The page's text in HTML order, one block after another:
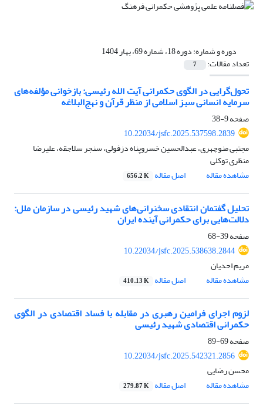
دوره و شماره:دوره 18، شماره 69، بهار 1404
تعداد مقالات: 7
تحول‌گرایی در الگوی حکمرانی آیت الله رئیسی: بازخوانی مؤلفه‌های
سرمایه انسانی سبز اسلامی از منظر قرآن و نهج‌البلاغه
صفحه9-38
10.22034/jsfc.2025.537598.2839
مجتبی منوچهری، عبدالحسین خسروپناه دزفولی، سنجر سلاجقه، علیرضا
منظری توکلی
مشاهده مقاله
اصل مقاله 656.2 K
تحلیل گفتمان انتقادی سخنرانی‌های شهید رئیسی در سازمان ملل:
دلالت‌هایی برای حکمرانی آینده ایران
صفحه39-68
10.22034/jsfc.2025.538638.2844
مریم احدیان
مشاهده مقاله
اصل مقاله 410.13 K
لزوم اجرای فرامین رهبری در مقابله با فساد اقتصادی در الگوی
حکمرانی اقتصادی شهید رئیسی
صفحه69-89
10.22034/jsfc.2025.542321.2856
محسن رضایی
مشاهده مقاله
اصل مقاله 279.87 K